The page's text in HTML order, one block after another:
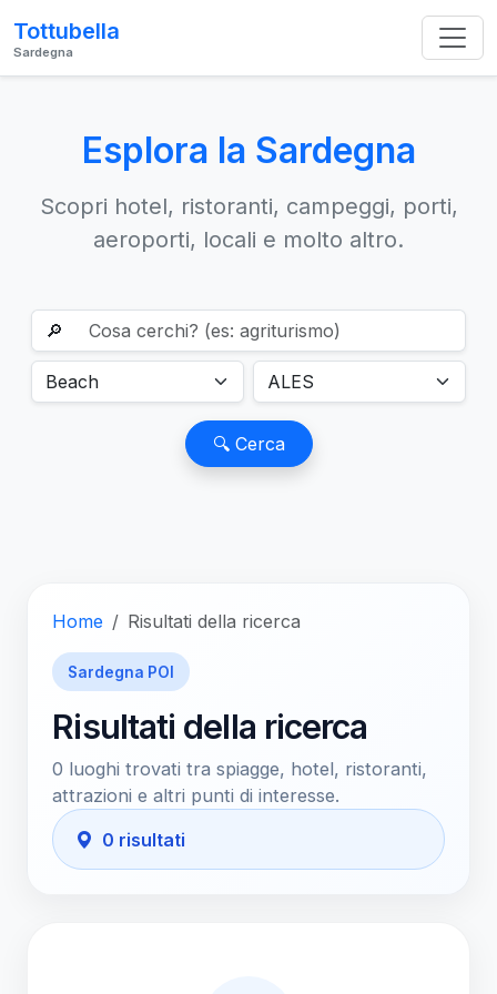
Tottubella
Sardegna
Esplora la Sardegna
Scopri hotel, ristoranti, campeggi, porti,
aeroporti, locali e molto altro.
🔎
🔍 Cerca
Home Risultati della ricerca
Sardegna POI
Risultati della ricerca
0 luoghi trovati tra spiagge, hotel, ristoranti,
attrazioni e altri punti di interesse.
0 risultati